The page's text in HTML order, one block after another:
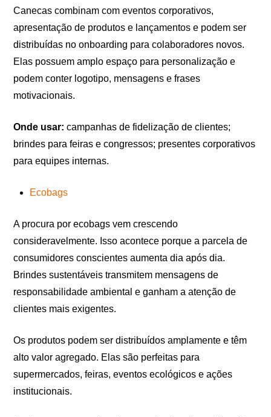
Canecas combinam com eventos corporativos,
apresentação de produtos e lançamentos e podem ser
distribuídas no onboarding para colaboradores novos.
Elas possuem amplo espaço para personalização e
podem conter logotipo, mensagens e frases
motivacionais.
Onde usar:campanhas de fidelização de clientes;
brindes para feiras e congressos; presentes corporativos
para equipes internas.
Ecobags
A procura por ecobags vem crescendo
consideravelmente. Isso acontece porque a parcela de
consumidores conscientes aumenta dia após dia.
Brindes sustentáveis transmitem mensagens de
responsabilidade ambiental e ganham a atenção de
clientes mais exigentes.
Os produtos podem ser distribuídos amplamente e têm
alto valor agregado. Elas são perfeitas para
supermercados, feiras, eventos ecológicos e ações
institucionais.